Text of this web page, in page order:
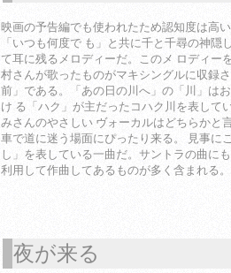
映画の予告編でも使われたため認知度は高
「いつも何度で も」と共に千と千尋の神隠
て耳に残るメロディーだ。このメ ロディー
村さんが歌ったものがマキシングルに収録
前」である。「あの日の川へ」の「川」は
け る「ハク」が主だったコハク川を表して
みさんのやさしい ヴォーカルはどちらかと
車で道に迷う場面にぴったり来る。 見事に
し」を表している一曲だ。サントラの曲に
利用して作曲してあるものが多く含まれる。
夜が来る